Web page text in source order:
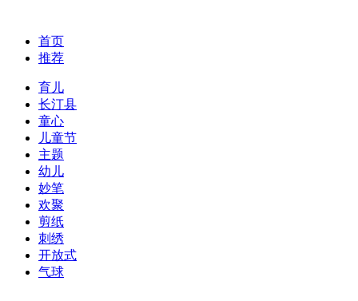
首页
推荐
育儿
长汀县
童心
儿童节
主题
幼儿
妙笔
欢聚
剪纸
刺绣
开放式
气球